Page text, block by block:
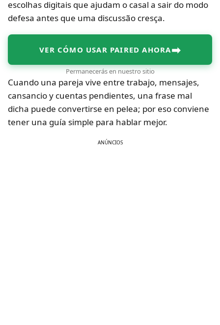
escolhas digitais que ajudam o casal a sair do modo
defesa antes que uma discussão cresça.
VER CÓMO USAR PAIRED AHORA➡
Permanecerás en nuestro sitio
Cuando una pareja vive entre trabajo, mensajes,
cansancio y cuentas pendientes, una frase mal
dicha puede convertirse en pelea; por eso conviene
tener una guía simple para hablar mejor.
ANÚNCIOS